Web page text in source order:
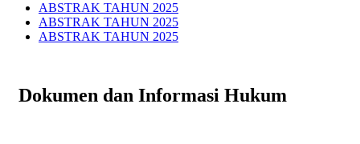
ABSTRAK TAHUN 2025
ABSTRAK TAHUN 2025
ABSTRAK TAHUN 2025
Dokumen dan Informasi Hukum